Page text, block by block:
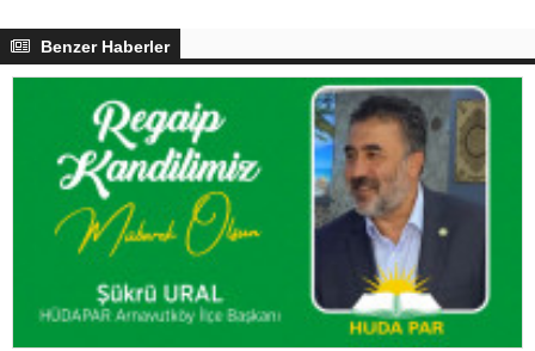
Benzer Haberler